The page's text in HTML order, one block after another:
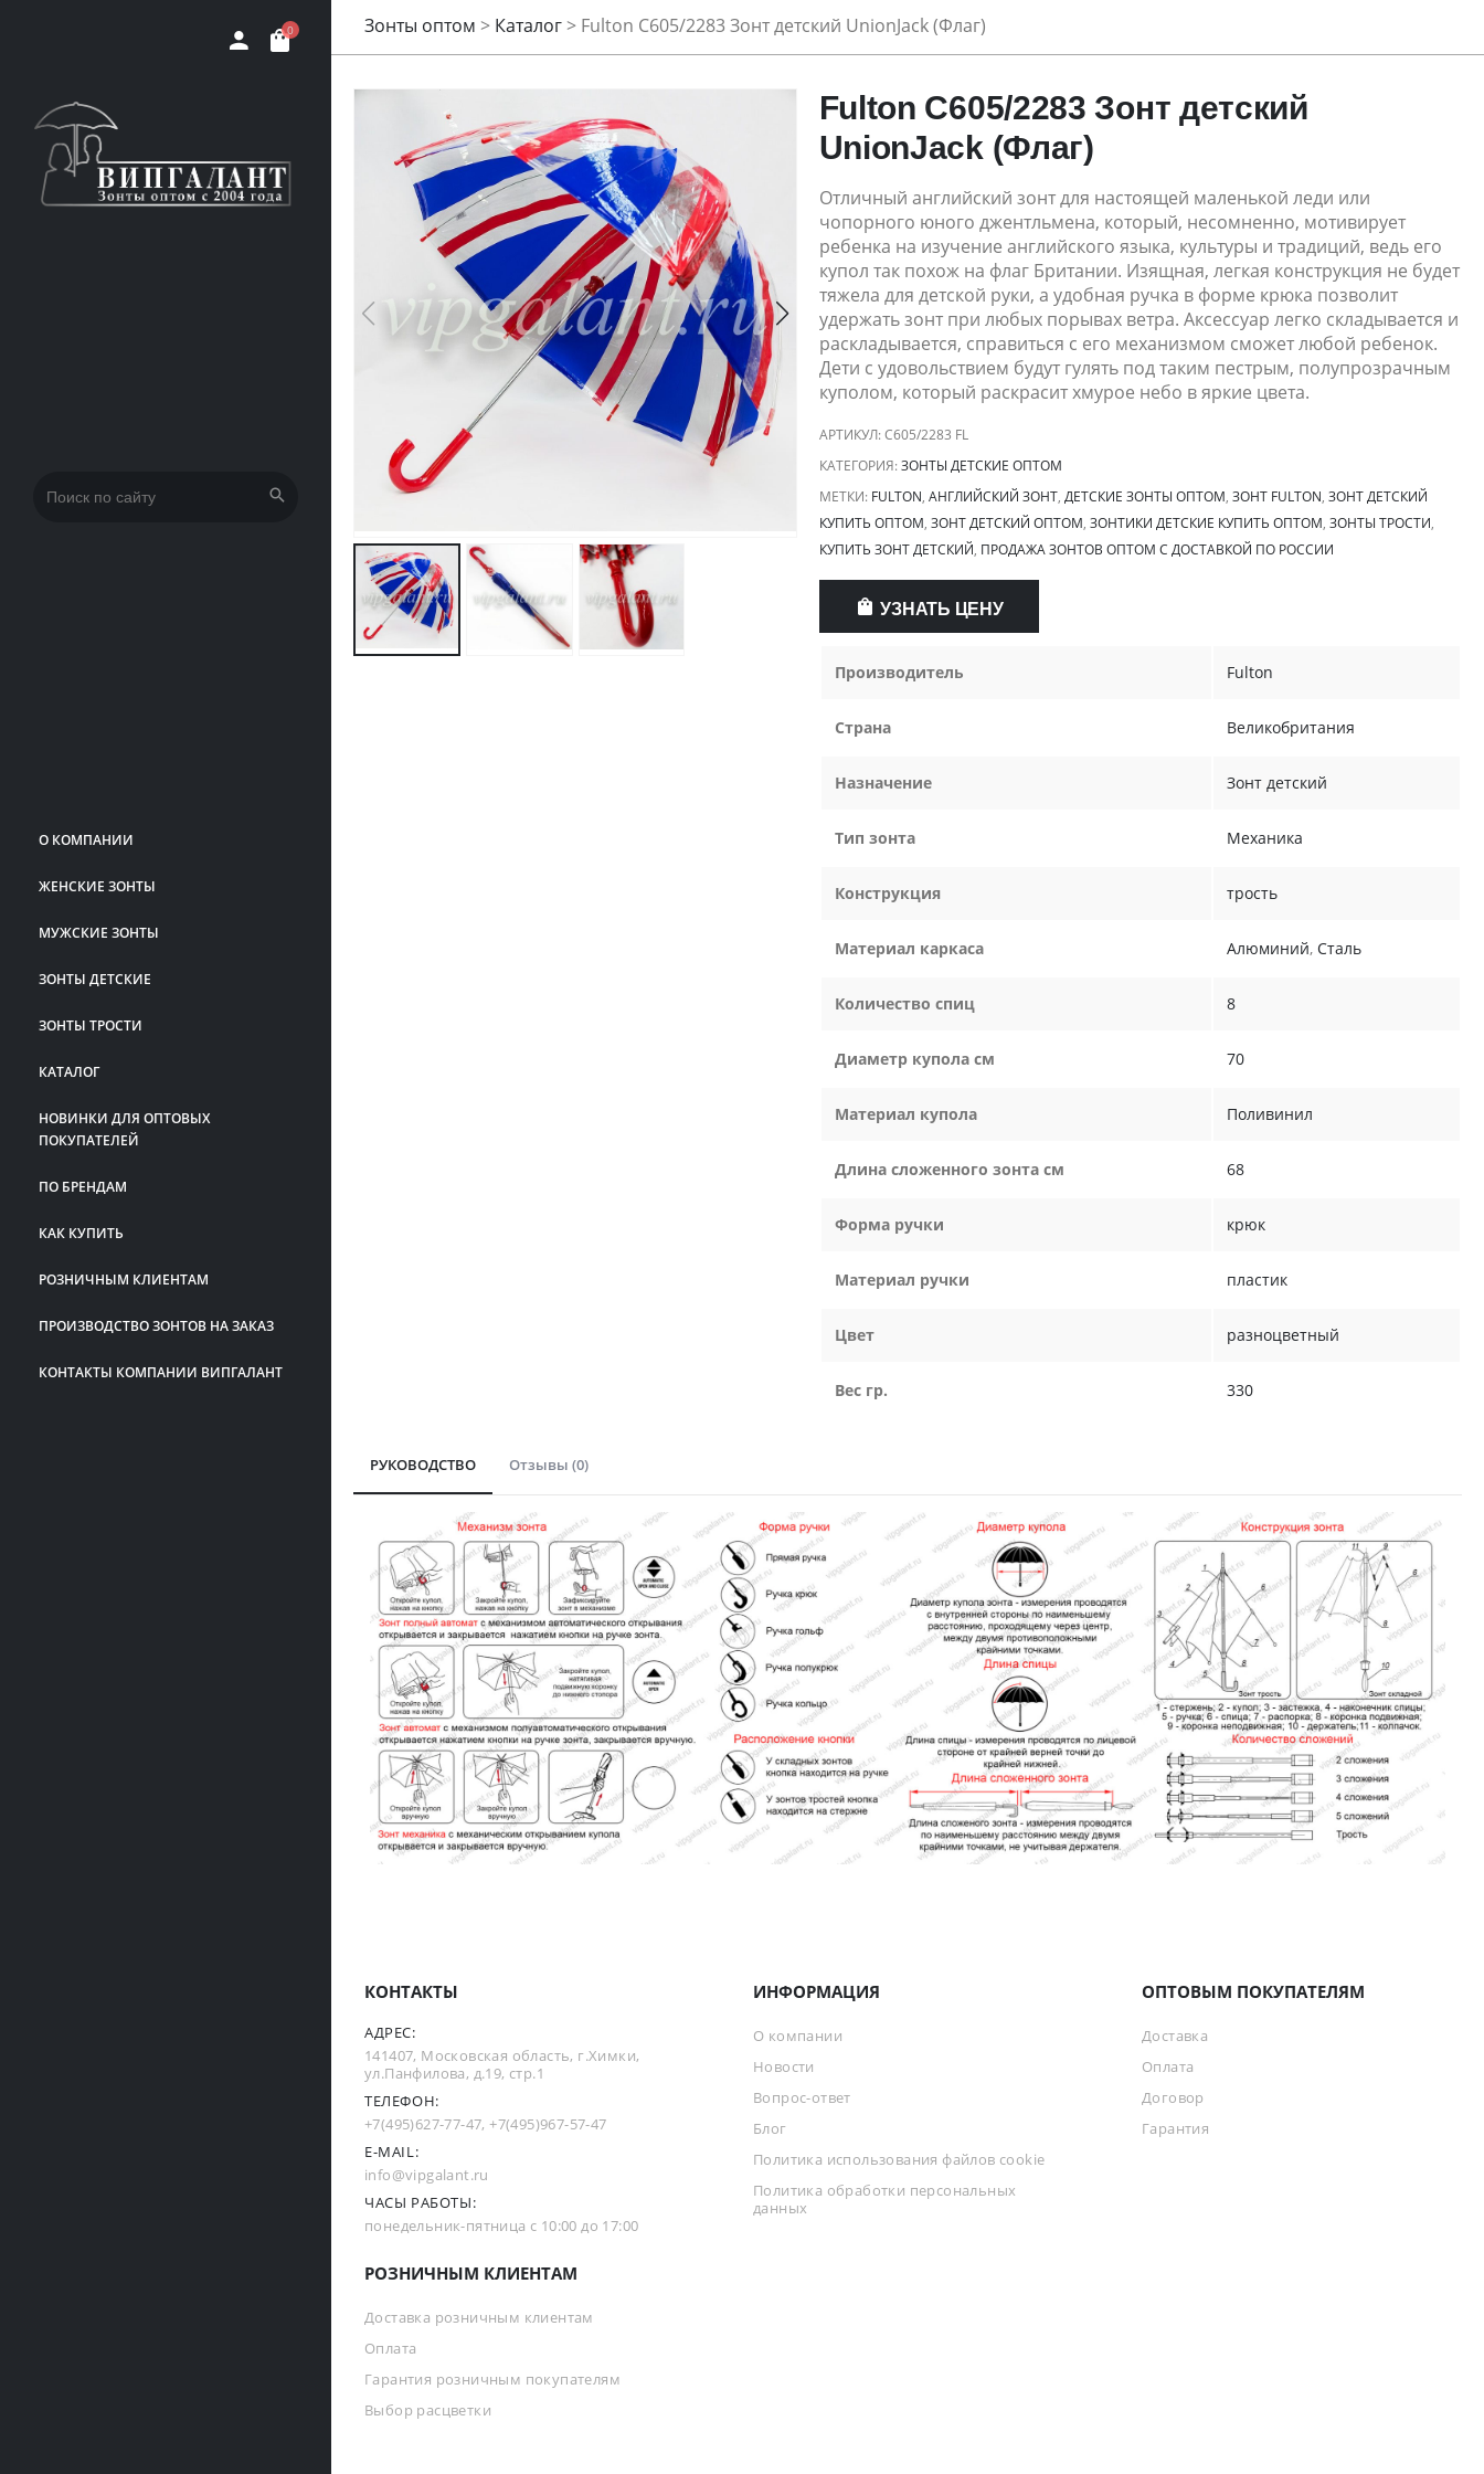
0
Искать:
О КОМПАНИИ
ЖЕНСКИЕ ЗОНТЫ
МУЖСКИЕ ЗОНТЫ
ЗОНТЫ ДЕТСКИЕ
ЗОНТЫ ТРОСТИ
КАТАЛОГ
НОВИНКИ ДЛЯ ОПТОВЫХ
ПОКУПАТЕЛЕЙ
ПО БРЕНДАМ
КАК КУПИТЬ
РОЗНИЧНЫМ КЛИЕНТАМ
ПРОИЗВОДСТВО ЗОНТОВ НА ЗАКАЗ
КОНТАКТЫ КОМПАНИИ ВИПГАЛАНТ
Зонты оптом > Каталог> Fulton C605/2283 Зонт детский UnionJack (Флаг)
Fulton C605/2283 Зонт детский
UnionJack (Флаг)
Отличный английский зонт для настоящей маленькой леди или
чопорного юного джентльмена, который, несомненно, мотивирует
ребенка на изучение английского языка, культуры и традиций, ведь его
купол так похож на флаг Британии. Изящная, легкая конструкция не будет
тяжела для детской руки, а удобная ручка в форме крюка позволит
удержать зонт при любых порывах ветра. Аксессуар легко складывается и
раскладывается, справиться с его механизмом сможет любой ребенок.
Дети с удовольствием будут гулять под таким пестрым, полупрозрачным
куполом, который раскрасит хмурое небо в яркие цвета.
АРТИКУЛ:C605/2283 FL
КАТЕГОРИЯ:ЗОНТЫ ДЕТСКИЕ ОПТОМ
МЕТКИ: FULTON, АНГЛИЙСКИЙ ЗОНТ, ДЕТСКИЕ ЗОНТЫ ОПТОМ, ЗОНТ FULTON, ЗОНТ ДЕТСКИЙ
КУПИТЬ ОПТОМ, ЗОНТ ДЕТСКИЙ ОПТОМ, ЗОНТИКИ ДЕТСКИЕ КУПИТЬ ОПТОМ, ЗОНТЫ ТРОСТИ,
КУПИТЬ ЗОНТ ДЕТСКИЙ, ПРОДАЖА ЗОНТОВ ОПТОМ С ДОСТАВКОЙ ПО РОССИИ
УЗНАТЬ ЦЕНУ
Производитель Fulton
Страна Великобритания
Назначение Зонт детский
Тип зонта Механика
Конструкция трость
Материал каркаса Алюминий, Сталь
Количество спиц 8
Диаметр купола см 70
Материал купола Поливинил
Длина сложенного зонта см 68
Форма ручки крюк
Материал ручки пластик
Цвет разноцветный
Вес гр. 330
РУКОВОДСТВО Отзывы (0)
КОНТАКТЫ
АДРЕС:
141407, Московская область, г.Химки,
ул.Панфилова, д.19, стр.1
ТЕЛЕФОН:
+7(495)627-77-47,+7(495)967-57-47
E-MAIL:
info@vipgalant.ru
ЧАСЫ РАБОТЫ:
понедельник-пятница с 10:00 до 17:00
ИНФОРМАЦИЯ
О компании
Новости
Вопрос-ответ
Блог
Политика использования файлов cookie
Политика обработки персональных
данных
ОПТОВЫМ ПОКУПАТЕЛЯМ
Доставка
Оплата
Договор
Гарантия
РОЗНИЧНЫМ КЛИЕНТАМ
Доставка розничным клиентам
Оплата
Гарантия розничным покупателям
Выбор расцветки